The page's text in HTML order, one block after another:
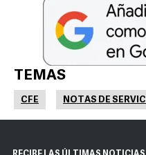
TEMAS
CFE NOTAS DE